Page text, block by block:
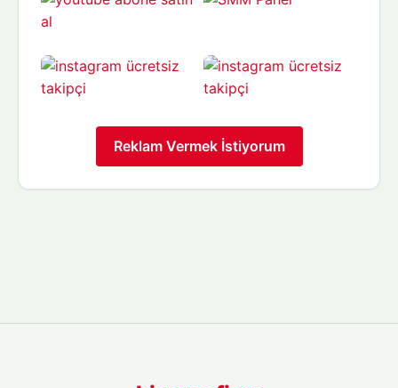
Reklam Vermek İstiyorum